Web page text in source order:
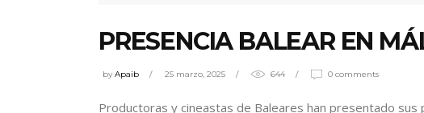
PRESENCIA BALEAR EN
byApaib 25 marzo, 2025 644 0 comments
Productoras y cineastas de Baleares han presentado